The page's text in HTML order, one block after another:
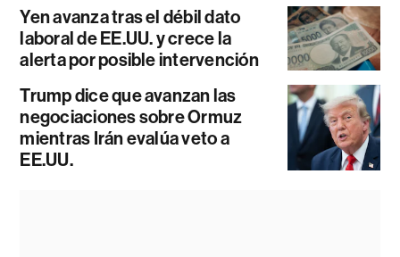
Yen avanza tras el débil dato
laboral de EE.UU. y crece la
alerta por posible intervención
Trump dice que avanzan las
negociaciones sobre Ormuz
mientras Irán evalúa veto a
EE.UU.